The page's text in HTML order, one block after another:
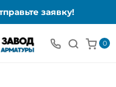
заявку!
0